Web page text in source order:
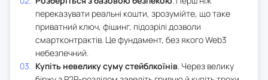
переказувати реальні кошти, зрозумійте, що таке
приватний ключ, фішинг, підозрілі дозволи
смартконтрактів. Це фундамент, без якого Web3
небезпечний.
Купіть невелику суму стейблкоїнів . Через велику